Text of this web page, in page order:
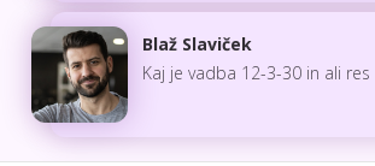
Blaž Slaviček
Kaj je vadba 12-3-30 in ali res